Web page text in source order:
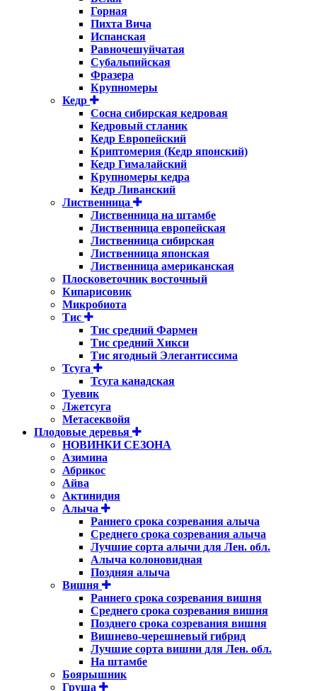
Горная
Пихта Вича
Испанская
Равночешуйчатая
Субальпийская
Фразера
Крупномеры
Кедр
Сосна сибирская кедровая
Кедровый стланик
Кедр Европейский
Криптомерия (Кедр японский)
Кедр Гималайский
Крупномеры кедра
Кедр Ливанский
Лиственница
Лиственница на штамбе
Лиственница европейская
Лиственница сибирская
Лиственница японская
Лиственница американская
Плосковеточник восточный
Кипарисовик
Микробиота
Тис
Тис средний Фармен
Тис средний Хикси
Тис ягодный Элегантиссима
Тсуга
Тсуга канадская
Туевик
Лжетсуга
Метасеквойя
Плодовые деревья
НОВИНКИ СЕЗОНА
Азимина
Абрикос
Айва
Актинидия
Алыча
Раннего срока созревания алыча
Среднего срока созревания алыча
Лучшие сорта алычи для Лен. обл.
Алыча колоновидная
Поздняя алыча
Вишня
Раннего срока созревания вишня
Среднего срока созревания вишня
Позднего срока созревания вишня
Вишнево-черешневый гибрид
Лучшие сорта вишни для Лен. обл.
На штамбе
Боярышник
Груша